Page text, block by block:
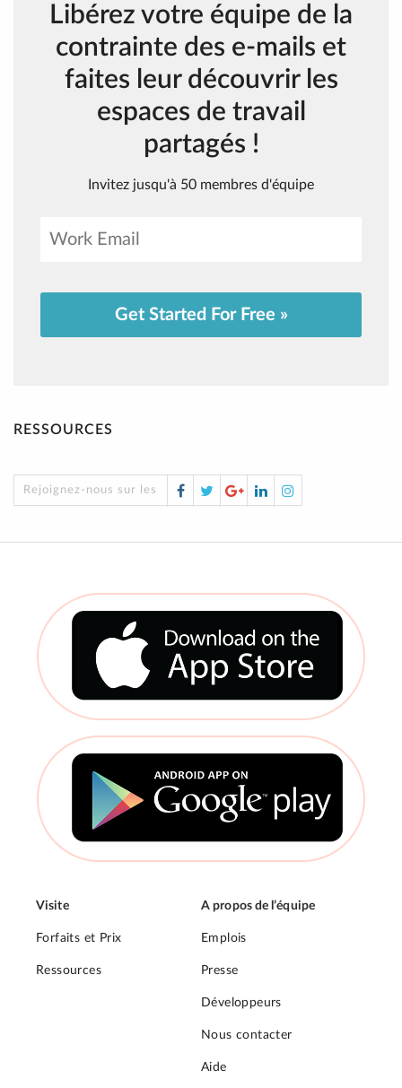
Libérez votre équipe de la
contrainte des e-mails et
faites leur découvrir les
espaces de travail
partagés !
Invitez jusqu'à 50 membres d'équipe
Get Started For Free »
RESSOURCES
Rejoignez-nous sur les réseaux sociaux !
Facebook
TwitterGoogle
Plus
LinkedInInstagram
Visite
Forfaits et Prix
Ressources
A propos de l’équipe
Emplois
Presse
Développeurs
Nous contacter
Aide